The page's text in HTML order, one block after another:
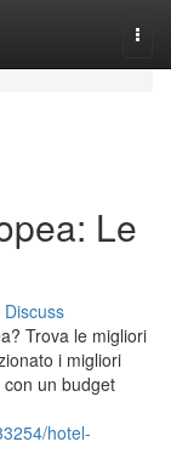
Le
Discuss
Trova le migliori
i migliori
un budget
hotel-